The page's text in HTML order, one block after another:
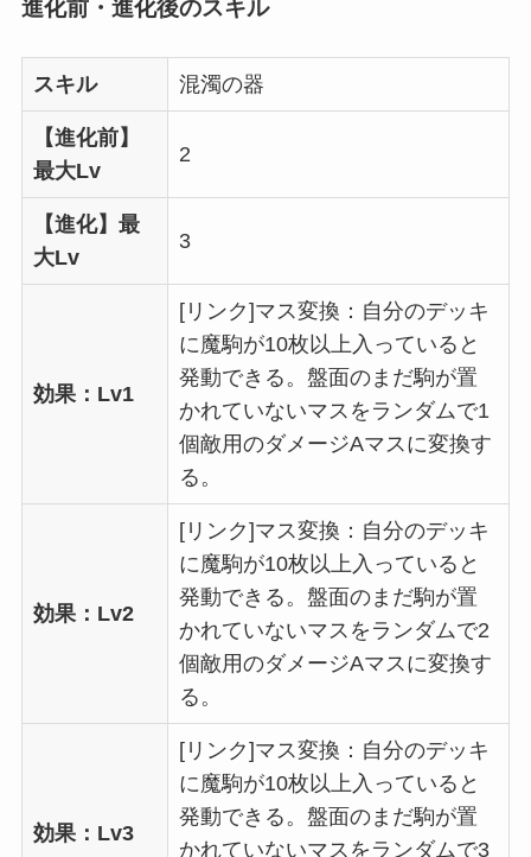
進化前・進化後のスキル
スキル 混濁の器
【進化前】
最大Lv
2
【進化】最
大Lv
3
効果：Lv1
[リンク]マス変換：自分のデッキ
に魔駒が10枚以上入っていると
発動できる。盤面のまだ駒が置
かれていないマスをランダムで1
個敵用のダメージAマスに変換す
る。
効果：Lv2
[リンク]マス変換：自分のデッキ
に魔駒が10枚以上入っていると
発動できる。盤面のまだ駒が置
かれていないマスをランダムで2
個敵用のダメージAマスに変換す
る。
効果：Lv3
[リンク]マス変換：自分のデッキ
に魔駒が10枚以上入っていると
発動できる。盤面のまだ駒が置
かれていないマスをランダムで3